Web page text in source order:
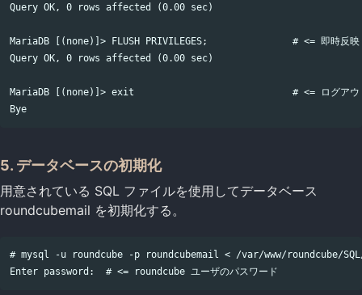
Query OK, 0 rows affected (0.00 sec)
MariaDB [(none)]> FLUSH PRIVILEGES;               # <= 即時反映
Query OK, 0 rows affected (0.00 sec)
MariaDB [(none)]> exit                            # <= ログアウ
5. データベースの初期化
用意されている SQL ファイルを使用してデータベース
roundcubemail を初期化する。
# mysql -u roundcube -p roundcubemail < /var/www/roundcube/